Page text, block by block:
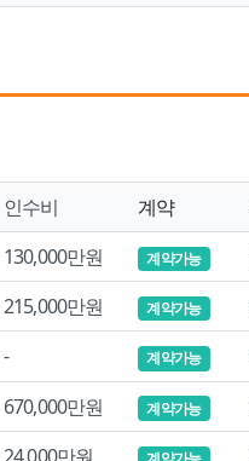
인수비 계약
130,000만원 계약가능
215,000만원 계약가능
- 계약가능
670,000만원 계약가능